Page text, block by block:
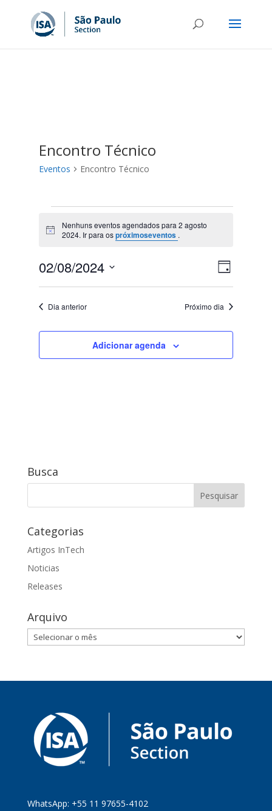
Encontro Técnico
Eventos Encontro Técnico
Eventos
for
agosto
2024
Notice
Nenhuns eventos agendados para 2 agosto
2024. Ir para ospróximoseventos .
de
do
visual
Evento
Dia
02/08/2024
data.Dia anterior Próximo dia
Adicionar agenda
Busca
Categorias
Artigos InTech
Noticias
Releases
Arquivo
Arquivo
WhatsApp: +55 11 97655-4102